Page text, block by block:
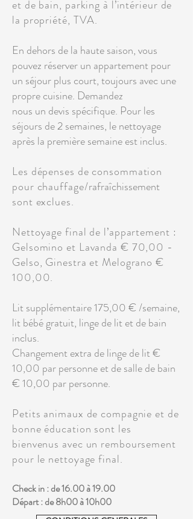
et de bain, parking à l’intérieur de
la propriété, TVA.
En dehors de la haute saison, vous
pouvez réserver un appartement pour
un séjour plus court, toujours avec une
propre cuisine. Demandez
nous un devis spécifique. Pour les
séjours de 2 semaines, le nettoyage
après la première semaine est inclus.
Les dépenses de consommation
pour chauffage/rafraîchissement
sont exclues.
Nettoyage final de l’appartement :
Gelsomino et Lavanda € 70,00 -
Gelso, Ginestra et Melograno €
100,00.
Lit supplémentaire 175,00 € /semaine,
lit bébé gratuit, linge de lit et de bain
inclus.
Changement extra de linge de lit €
10,00 par personne et de salle de bain
€ 10,00 par personne.
Petits animaux de compagnie et de
bonne éducation sont les
bienvenus avec un remboursement
pour le nettoyage final.
Check in : de 16.00 à 19.00
Départ : de 8h00 à 10h00